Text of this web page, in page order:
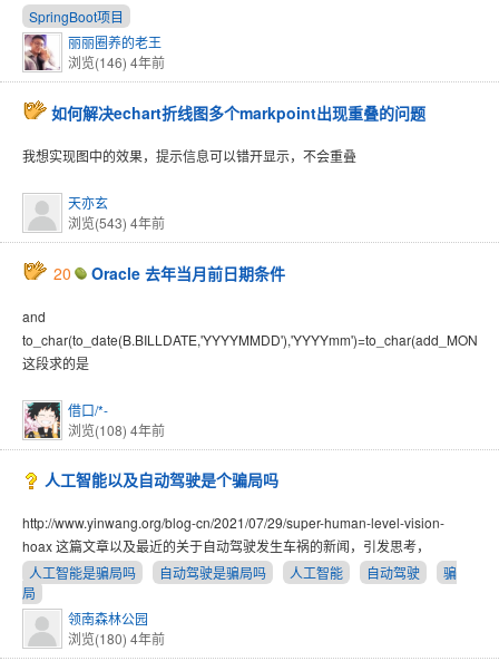
SpringBoot项目
丽丽圈养的老王
浏览(146) 4年前
如何解决echart折线图多个markpoint出现重叠的问题
我想实现图中的效果，提示信息可以错开显示，不会重叠
天亦玄
浏览(543) 4年前
20 Oracle 去年当月前日期条件
and
这段求的是
借口/*-
浏览(108) 4年前
人工智能以及自动驾驶是个骗局吗
http://www.yinwang.org/blog-cn/2021/07/29/super-human-level-vision-
hoax 这篇文章以及最近的关于自动驾驶发生车祸的新闻，引发思考，
人工智能是骗局吗
自动驾驶是骗局吗 人工智能 自动驾驶
骗
局
领南森林公园
浏览(180) 4年前